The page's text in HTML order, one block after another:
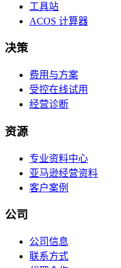
工具站
ACOS 计算器
决策
费用与方案
受控在线试用
经营诊断
资源
专业资料中心
亚马逊经营资料
客户案例
公司
公司信息
联系方式